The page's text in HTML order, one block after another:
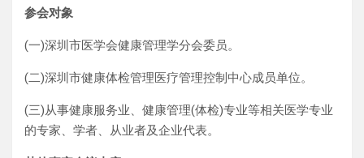
参会对象
(一)深圳市医学会健康管理学分会委员。
(二)深圳市健康体检管理医疗管理控制中心成员单位。
(三)从事健康服务业、健康管理(体检)专业等相关医学专业
的专家、学者、从业者及企业代表。